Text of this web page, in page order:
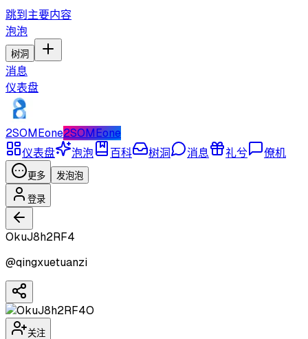
跳到主要内容
泡泡
树洞
消息
仪表盘
2SOMEone2SOMEone
仪表盘
泡泡 百科 树洞 消息 礼兮 僚机
更多 发泡泡
登录
OkuJ8h2RF4
@qingxuetuanzi
O
关注